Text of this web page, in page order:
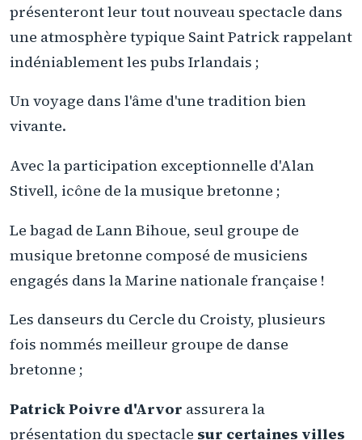
présenteront leur tout nouveau spectacle dans
une atmosphère typique Saint Patrick rappelant
indéniablement les pubs Irlandais ;
Un voyage dans l'âme d'une tradition bien
vivante.
Avec la participation exceptionnelle d'Alan
Stivell, icône de la musique bretonne ;
Le bagad de Lann Bihoue, seul groupe de
musique bretonne composé de musiciens
engagés dans la Marine nationale française !
Les danseurs du Cercle du Croisty, plusieurs
fois nommés meilleur groupe de danse
bretonne ;
Patrick Poivre d'Arvor assurera la
présentation du spectacle sur certaines villes